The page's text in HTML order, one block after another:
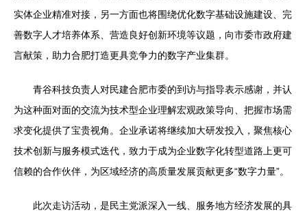
实体企业精准对接，另一方面也将围绕优化数字基础设施建设、完
善数字人才培养体系、营造良好创新环境等议题，向市委市政府建
言献策，助力合肥打造更具竞争力的数字产业集群。
青谷科技负责人对民建合肥市委的到访与指导表示感谢，并认
为这种面对面的交流为技术型企业理解宏观政策导向、把握市场需
求变化提供了宝贵视角。企业承诺将继续加大研发投入，聚焦核心
技术创新与服务模式迭代，致力于成为企业数字化转型道路上更可
信赖的合作伙伴，为区域经济的高质量发展贡献更多“数字力量”。
此次走访活动，是民主党派深入一线、服务地方经济发展的具